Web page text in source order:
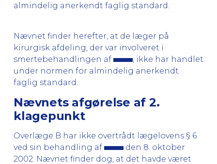
almindelig anerkendt faglig standard.
Nævnet finder herefter, at de læger på
kirurgisk afdeling, der var involveret i
smertebehandlingen af
, ikke har handlet
under normen for almindelig anerkendt
faglig standard.
Nævnets afgørelse af 2.
klagepunkt
Overlæge B har ikke overtrådt lægelovens § 6
ved sin behandling af
den 8. oktober
2002. Nævnet finder dog, at det havde været